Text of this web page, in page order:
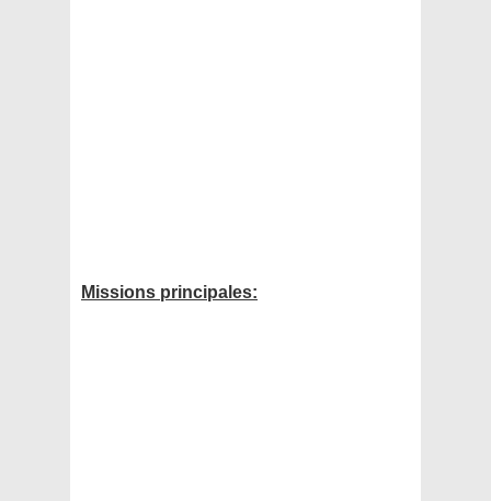
Missions principales: